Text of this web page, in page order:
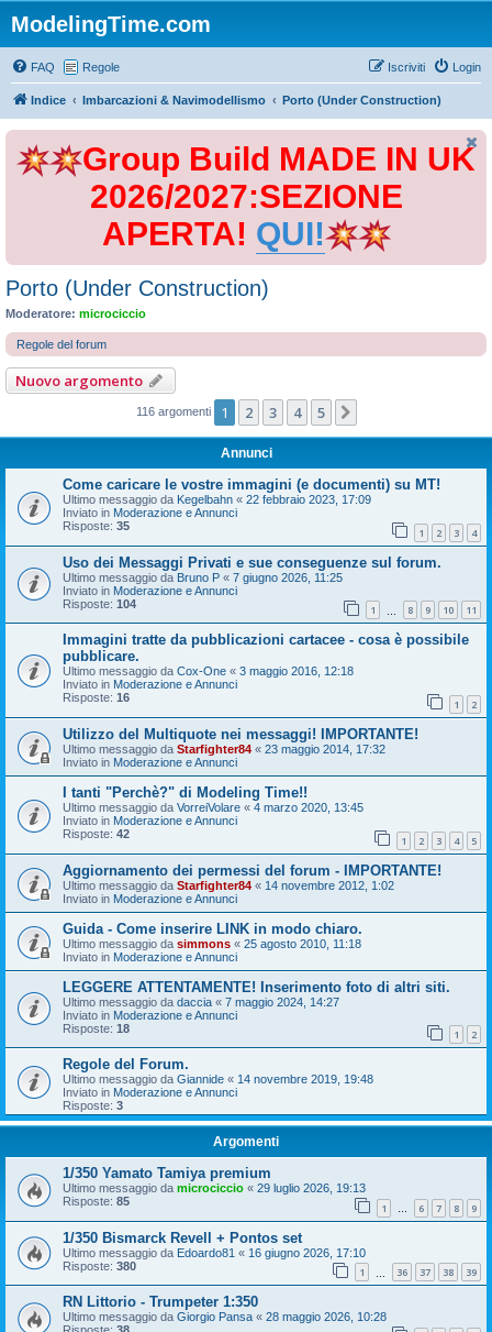
ModelingTime.com
FAQ Regole Login
Iscriviti
Indice Imbarcazioni & Navimodellismo Porto (Under Construction)
Group Build MADE IN UK
2026/2027:SEZIONE
APERTA! QUI!
Porto (Under Construction)
Moderatore: microciccio
Regole del forum
Nuovo argomento
116 argomenti 1 2 3 4 5
Annunci
Come caricare le vostre immagini (e documenti) su MT!
Ultimo messaggio da Kegelbahn « 22 febbraio 2023, 17:09
Inviato in Moderazione e Annunci
Risposte: 35 1 2 3 4
Uso dei Messaggi Privati e sue conseguenze sul forum.
Ultimo messaggio da Bruno P « 7 giugno 2026, 11:25
Inviato in Moderazione e Annunci
Risposte: 104 1 8 9 10 11
Immagini tratte da pubblicazioni cartacee - cosa è possibile
pubblicare.
Ultimo messaggio da Cox-One « 3 maggio 2016, 12:18
Inviato in Moderazione e Annunci
Risposte: 16 1 2
Utilizzo del Multiquote nei messaggi! IMPORTANTE!
Ultimo messaggio da Starfighter84 « 23 maggio 2014, 17:32
Inviato in Moderazione e Annunci
I tanti "Perchè?" di Modeling Time!!
Ultimo messaggio da VorreiVolare « 4 marzo 2020, 13:45
Inviato in Moderazione e Annunci
Risposte: 42 1 2 3 4 5
Aggiornamento dei permessi del forum - IMPORTANTE!
Ultimo messaggio da Starfighter84 « 14 novembre 2012, 1:02
Inviato in Moderazione e Annunci
Guida - Come inserire LINK in modo chiaro.
Ultimo messaggio da simmons « 25 agosto 2010, 11:18
Inviato in Moderazione e Annunci
LEGGERE ATTENTAMENTE! Inserimento foto di altri siti.
Ultimo messaggio da daccia « 7 maggio 2024, 14:27
Inviato in Moderazione e Annunci
Risposte: 18 1 2
Regole del Forum.
Ultimo messaggio da Giannide « 14 novembre 2019, 19:48
Inviato in Moderazione e Annunci
Risposte: 3
Argomenti
1/350 Yamato Tamiya premium
Ultimo messaggio da microciccio « 29 luglio 2026, 19:13
Risposte: 85 1 … 6 7 8 9
1/350 Bismarck Revell + Pontos set
Ultimo messaggio da Edoardo81 « 16 giugno 2026, 17:10
Risposte: 380 1 36 37 38 39
RN Littorio - Trumpeter 1:350
Ultimo messaggio da Giorgio Pansa « 28 maggio 2026, 10:28